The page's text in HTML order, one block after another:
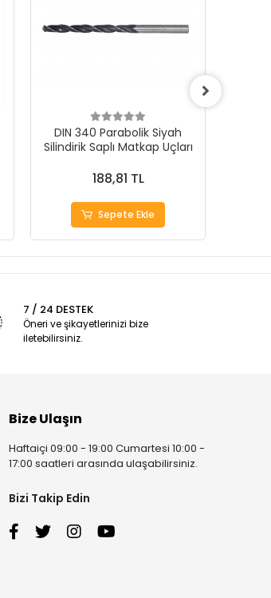
DIN 340 Parabolik Siyah
Silindirik Saplı Matkap Uçları
188,81 TL
Sepete Ekle
7 / 24 DESTEK
Öneri ve şikayetlerinizi bize
iletebilirsiniz.
Bize Ulaşın
Haftaiçi 09:00 - 19:00 Cumartesi 10:00 -
17:00 saatleri arasında ulaşabilirsiniz.
Bizi Takip Edin